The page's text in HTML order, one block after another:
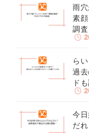
雨
素
調査
ら
過
ド
今
だ